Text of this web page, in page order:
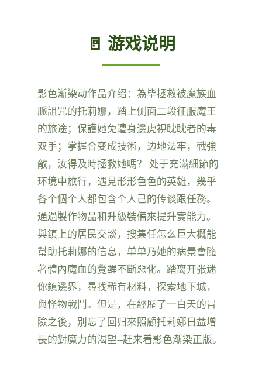
🚪 游戏说明
影色渐染动作品介绍：為毕拯救被魔族血
脈詛咒的托莉娜，踏上侧面二段征服魔王
的旅途；保護她免遭身邊虎視眈眈者的毒
双手；掌握合变成技術，边地法牢，戰強
敵，汝得及時拯救她嗎？ 处于充滿細節的
环境中旅行，遇見形形色色的英雄，幾乎
各个個个人都包含个人己的传谈跟任務。
通過製作物品和升級裝備來提升實能力。
與鎮上的居民交談，搜集任怎么巨大概能
幫助托莉娜的信息，单单乃她的病景會隨
著體內魔血的覺醒不斷惡化。踏离开张迷
你鎮邊界，尋找稀有材料，探索地下城，
與怪物戰鬥。但是，在經歷了一白天的冒
險之後，別忘了回归來照顧托莉娜日益增
長的對魔力的渴望--赶来着影色渐染正版。